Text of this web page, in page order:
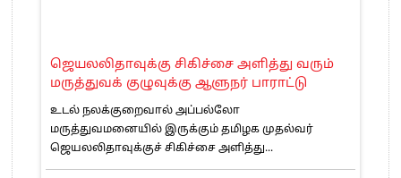
ஜெயலலிதாவுக்கு சிகிச்சை அளித்து வரும்
மருத்துவக் குழுவுக்கு ஆளுநர் பாராட்டு
உடல் நலக்குறைவால் அப்பல்லோ
மருத்துவமனையில் இருக்கும் தமிழக முதல்வர்
ஜெயலலிதாவுக்குச் சிகிச்சை அளித்து...